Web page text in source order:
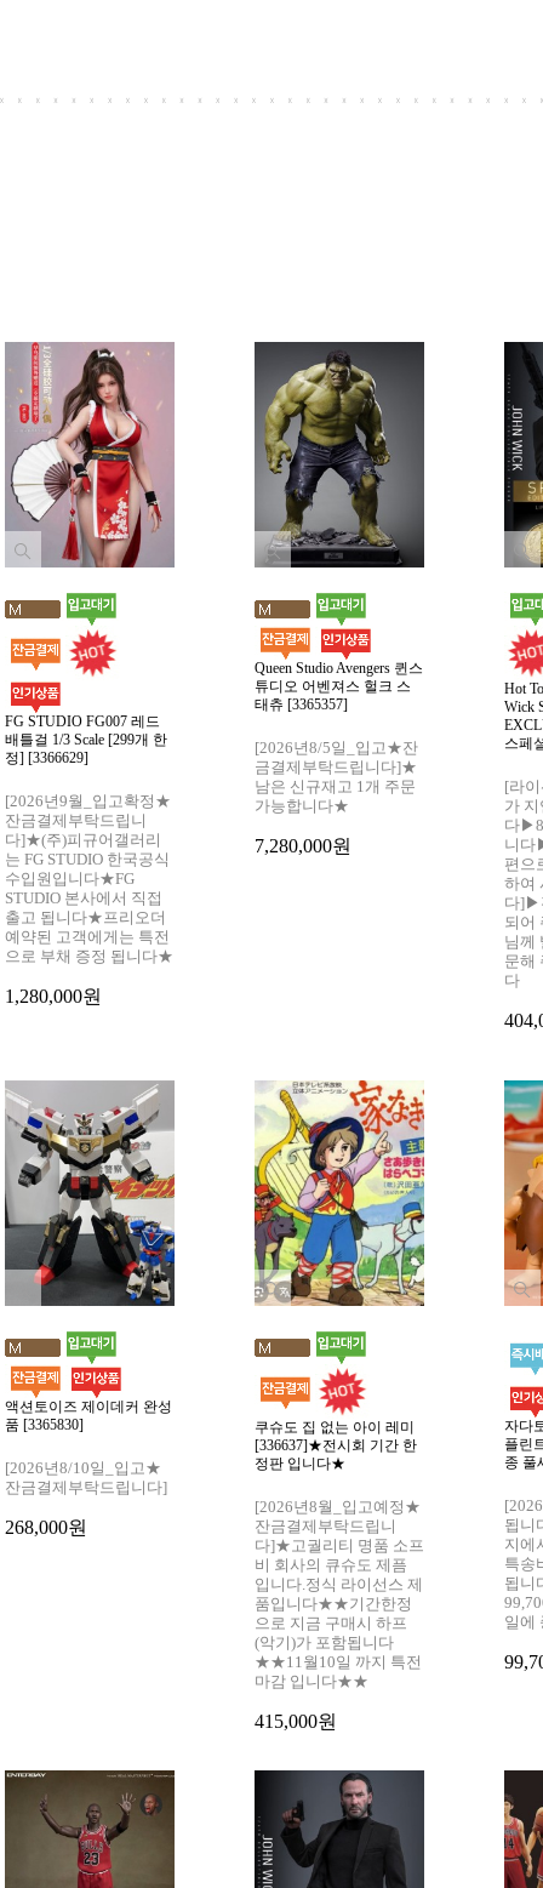
FG STUDIO FG007 레드
배틀걸 1/3 Scale [299개 한
정] [3366629]
[2026년9월_입고확정★
잔금결제부탁드립니
다]★(주)피규어갤러리
는 FG STUDIO 한국공식
수입원입니다★FG
STUDIO 본사에서 직접
출고 됩니다★프리오더
예약된 고객에게는 특전
으로 부채 증정 됩니다★
1,280,000원
Queen Studio Avengers 퀸스
튜디오 어벤져스 헐크 스
태츄 [3365357]
[2026년8/5일_입고★잔
금결제부탁드립니다]★
남은 신규재고 1개 주문
가능합니다★
7,280,000원
Hot
Wick
스페
[라
가
다
니다
편으
하여
다]▶
되어
님께
문해
다
액션토이즈 제이데커 완성
품 [3365830]
[2026년8/10일_입고★
잔금결제부탁드립니다]
268,000원
쿠슈도 집 없는 아이 레미
[336637]★전시회 기간 한
정판 입니다★
[2026년8월_입고예정★
잔금결제부탁드립니
다]★고궐리티 명품 소프
비 회사의 큐슈도 제픔
입니다.정식 라이선스 제
품입니다★★기간한정
으로 지금 구매시 하프
(악기)가 포함됩니다
★★11월10일 까지 특전
마감 입니다★★
415,000원
자다
플린
종 풀
됩
지에
특송
됩니
일에